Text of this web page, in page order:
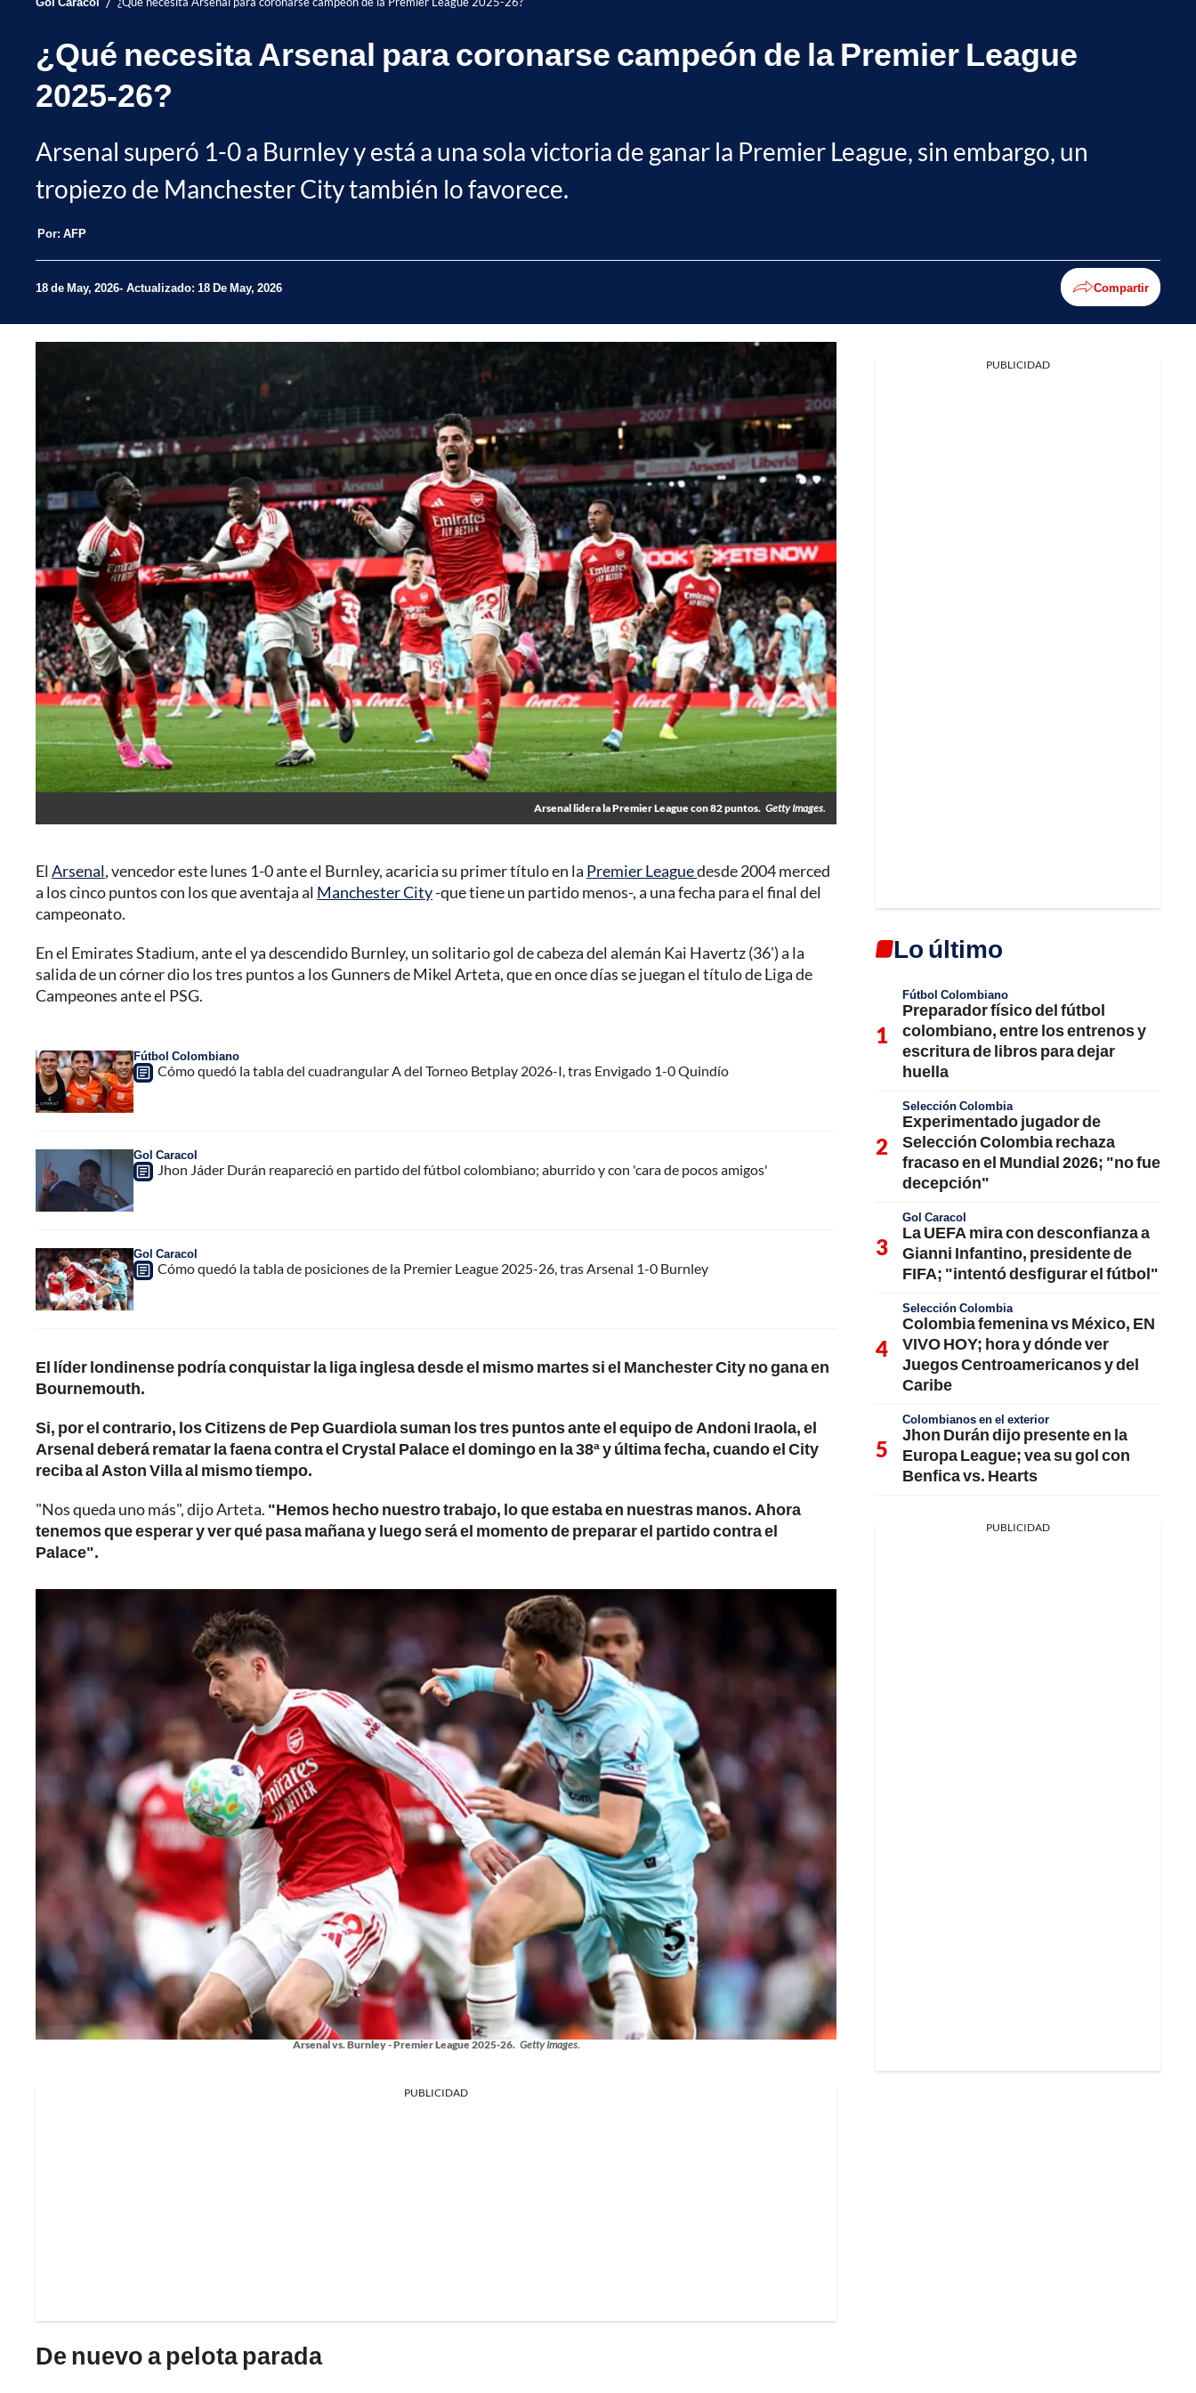
¿Qué necesita Arsenal para coronarse campeón de la Premier League
2025-26?
Arsenal superó 1-0 a Burnley y está a una sola victoria de ganar la Premier League, sin embargo, un
tropiezo de Manchester City también lo favorece.
Por: AFP
18 de May, 2026 Actualizado: 18 De May, 2026 Compartir
Arsenal lidera la Premier League con 82 puntos. Getty Images.
El Arsenal, vencedor este lunes 1-0 ante el Burnley, acaricia su primer título en la Premier Leaguedesde 2004 merced
a los cinco puntos con los que aventaja al Manchester City-que tiene un partido menos-, a una fecha para el final del
campeonato.
En el Emirates Stadium, ante el ya descendido Burnley, un solitario gol de cabeza del alemán Kai Havertz (36') a la
salida de un córner dio los tres puntos a los Gunners de Mikel Arteta, que en once días se juegan el título de Liga de
Campeones ante el PSG.
Fútbol Colombiano
Cómo quedó la tabla del cuadrangular A del Torneo Betplay 2026-I, tras Envigado 1-0 Quindío
Gol Caracol
Jhon Jáder Durán reapareció en partido del fútbol colombiano; aburrido y con 'cara de pocos amigos'
Gol Caracol
Cómo quedó la tabla de posiciones de la Premier League 2025-26, tras Arsenal 1-0 Burnley
El líder londinense podría conquistar la liga inglesa desde el mismo martes si el Manchester City no gana en
Bournemouth.
Si, por el contrario, los Citizens de Pep Guardiola suman los tres puntos ante el equipo de Andoni Iraola, el
Arsenal deberá rematar la faena contra el Crystal Palace el domingo en la 38ª y última fecha, cuando el City
reciba al Aston Villa al mismo tiempo.
"Nos queda uno más", dijo Arteta. "Hemos hecho nuestro trabajo, lo que estaba en nuestras manos. Ahora
tenemos que esperar y ver qué pasa mañana y luego será el momento de preparar el partido contra el
Palace".
Arsenal vs. Burnley - Premier League 2025-26. Getty Images.
PUBLICIDAD
De nuevo a pelota parada
PUBLICIDAD
Lo último
Fútbol Colombiano
Preparador físico del fútbol
colombiano, entre los entrenos y
escritura de libros para dejar
huella
Selección Colombia
Experimentado jugador de
Selección Colombia rechaza
fracaso en el Mundial 2026; "no fue
decepción"
Gol Caracol
La UEFA mira con desconfianza a
Gianni Infantino, presidente de
FIFA; "intentó desfigurar el fútbol"
Selección Colombia
Colombia femenina vs México, EN
VIVO HOY; hora y dónde ver
Juegos Centroamericanos y del
Caribe
Colombianos en el exterior
Jhon Durán dijo presente en la
Europa League; vea su gol con
Benfica vs. Hearts
PUBLICIDAD